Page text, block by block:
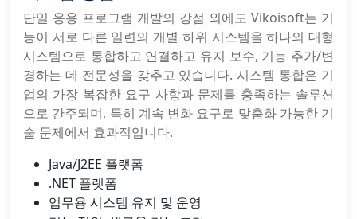
단일 응용 프로그램 개발의 강점 외에도 Vikoisoft는 기
능이 서로 다른 일련의 개별 하위 시스템을 하나의 대형
시스템으로 통합하고 연결하고 유지 보수, 기능 추가/변
경하는 데 전문성을 갖추고 있습니다. 시스템 통합은 기
업의 가장 복잡한 요구 사항과 문제를 충족하는 솔루션
으로 간주되며, 특히 계속 변화 요구로 맞춤화 가능한 기
술 문제에서 효과적입니다.
Java/J2EE 플랫폼
.NET 플랫폼
업무용 시스템 유지 및 운영